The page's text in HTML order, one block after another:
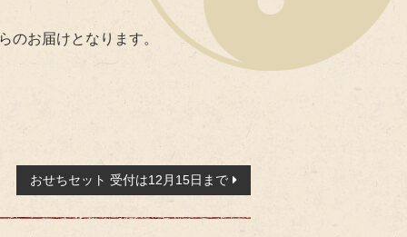
のお届けとなります。
おせちセット 受付は12月15日まで